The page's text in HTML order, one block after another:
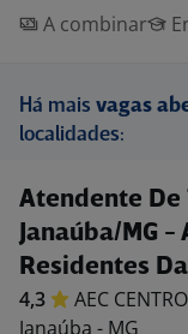
A combinar
Há mais vagas
localidades:
Atendente
Janaúba/MG
Residentes
4,3 AEC
Janaúba - MG